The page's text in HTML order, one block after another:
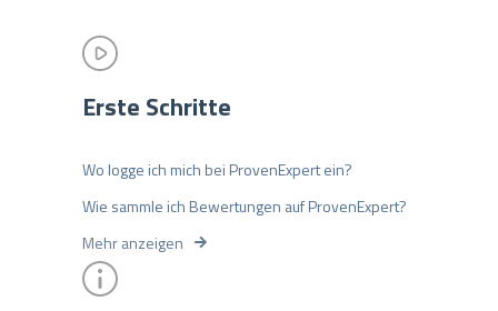
Erste Schritte
Wo logge ich mich bei ProvenExpert ein?
Wie sammle ich Bewertungen auf ProvenExpert?
Mehr anzeigen